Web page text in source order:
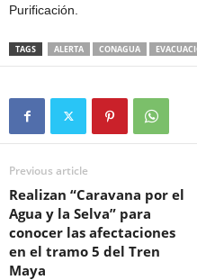
Purificación.
TAGS ALERTA CONAGUA
Previous article
Realizan “Caravana por el
Agua y la Selva” para
conocer las afectaciones
en el tramo 5 del Tren
Maya